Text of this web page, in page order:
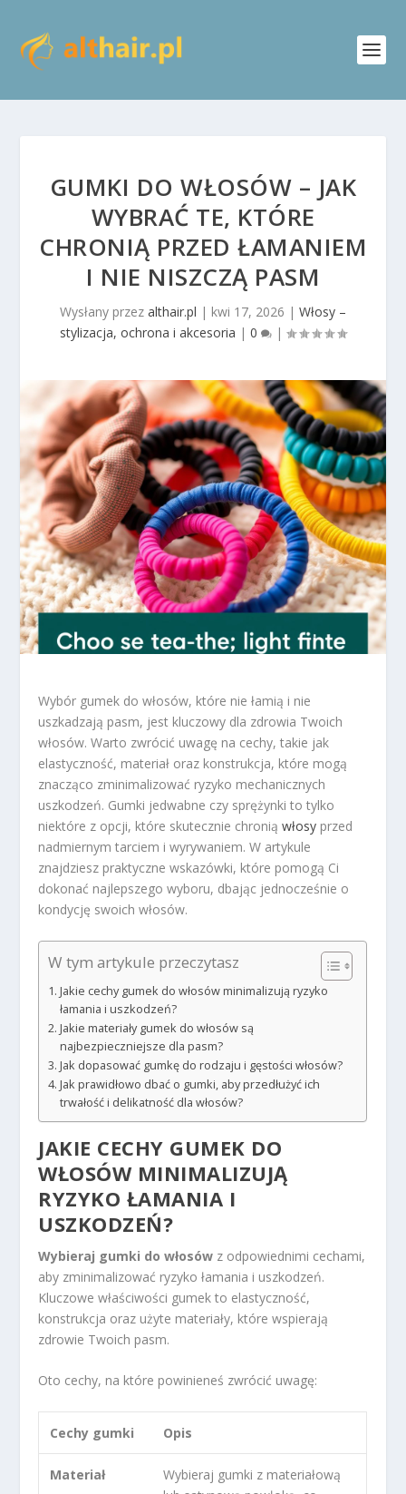
GUMKI DO WŁOSÓW – JAK
WYBRAĆ TE, KTÓRE
CHRONIĄ PRZED ŁAMANIEM
I NIE NISZCZĄ PASM
Wysłany przez althair.pl | kwi 17, 2026 | Włosy –
stylizacja, ochrona i akcesoria | 0 |
Wybór gumek do włosów, które nie łamią i nie
uszkadzają pasm, jest kluczowy dla zdrowia Twoich
włosów. Warto zwrócić uwagę na cechy, takie jak
elastyczność, materiał oraz konstrukcja, które mogą
znacząco zminimalizować ryzyko mechanicznych
uszkodzeń. Gumki jedwabne czy sprężynki to tylko
niektóre z opcji, które skutecznie chroniąwłosy przed
nadmiernym tarciem i wyrywaniem. W artykule
znajdziesz praktyczne wskazówki, które pomogą Ci
dokonać najlepszego wyboru, dbając jednocześnie o
kondycję swoich włosów.
W tym artykule przeczytasz
Jakie cechy gumek do włosów minimalizują ryzyko
łamania i uszkodzeń?
Jakie materiały gumek do włosów są
najbezpieczniejsze dla pasm?
Jak dopasować gumkę do rodzaju i gęstości włosów?
Jak prawidłowo dbać o gumki, aby przedłużyć ich
trwałość i delikatność dla włosów?
JAKIE CECHY GUMEK DO
WŁOSÓW MINIMALIZUJĄ
RYZYKO ŁAMANIA I
USZKODZEŃ?
Wybieraj gumki do włosów z odpowiednimi cechami,
aby zminimalizować ryzyko łamania i uszkodzeń.
Kluczowe właściwości gumek to elastyczność,
konstrukcja oraz użyte materiały, które wspierają
zdrowie Twoich pasm.
Oto cechy, na które powinieneś zwrócić uwagę:
Cechy gumki Opis
Materiał
Wybieraj gumki z materiałową